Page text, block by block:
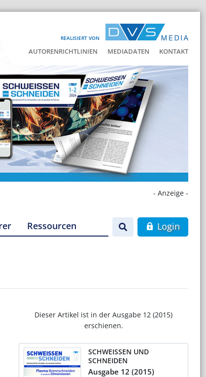
REALISIERT VON
AUTORENRICHTLINIEN MEDIADATEN KONTAKT
- Anzeige -
Ressourcen Login
Dieser Artikel ist in der Ausgabe 12 (2015)
erschienen.
SCHWEISSEN UND
SCHNEIDEN
Ausgabe 12 (2015)